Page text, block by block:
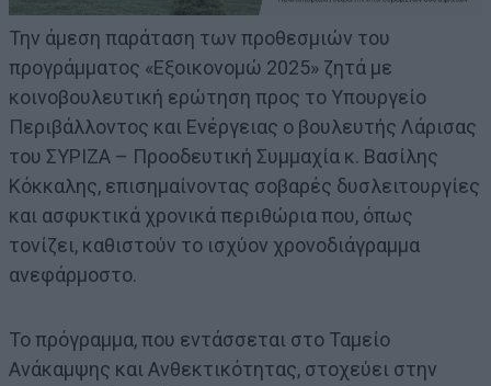
Την άμεση παράταση των προθεσμιών του
προγράμματος «Εξοικονομώ 2025» ζητά με
κοινοβουλευτική ερώτηση προς το Υπουργείο
Περιβάλλοντος και Ενέργειας ο βουλευτής Λάρισας
του ΣΥΡΙΖΑ – Προοδευτική Συμμαχία κ. Βασίλης
Κόκκαλης, επισημαίνοντας σοβαρές δυσλειτουργίες
και ασφυκτικά χρονικά περιθώρια που, όπως
τονίζει, καθιστούν το ισχύον χρονοδιάγραμμα
ανεφάρμοστο.
Το πρόγραμμα, που εντάσσεται στο Ταμείο
Ανάκαμψης και Ανθεκτικότητας, στοχεύει στην